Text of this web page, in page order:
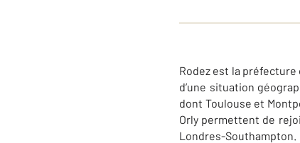
Rodez est la
d’une situation
dont Toulouse et
Orly permettent de
Londres-Southampton.